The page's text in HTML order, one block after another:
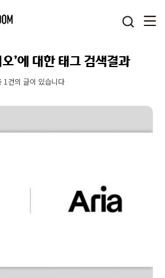
’에 대한 태그 검색결과
1건의 글이 있습니다